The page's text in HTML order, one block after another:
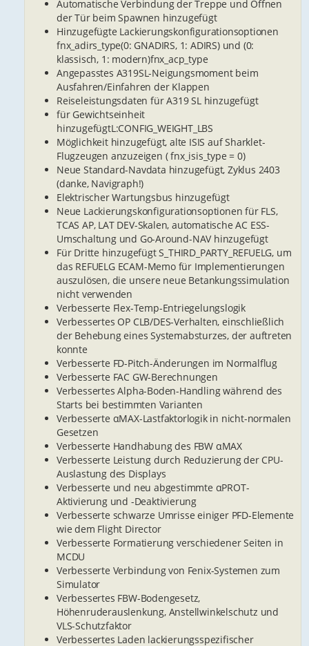
Automatische Verbindung der Treppe und Öffnen
der Tür beim Spawnen hinzugefügt
Hinzugefügte Lackierungskonfigurationsoptionen
fnx_adirs_type(0: GNADIRS, 1: ADIRS) und (0:
klassisch, 1: modern)fnx_acp_type
Angepasstes A319SL-Neigungsmoment beim
Ausfahren/Einfahren der Klappen
Reiseleistungsdaten für A319 SL hinzugefügt
für Gewichtseinheit
hinzugefügtL:CONFIG_WEIGHT_LBS
Möglichkeit hinzugefügt, alte ISIS auf Sharklet-
Flugzeugen anzuzeigen ( fnx_isis_type = 0)
Neue Standard-Navdata hinzugefügt, Zyklus 2403
(danke, Navigraph!)
Elektrischer Wartungsbus hinzugefügt
Neue Lackierungskonfigurationsoptionen für FLS,
TCAS AP, LAT DEV-Skalen, automatische AC ESS-
Umschaltung und Go-Around-NAV hinzugefügt
Für Dritte hinzugefügt S_THIRD_PARTY_REFUELG, um
das REFUELG ECAM-Memo für Implementierungen
auszulösen, die unsere neue Betankungssimulation
nicht verwenden
Verbesserte Flex-Temp-Entriegelungslogik
Verbessertes OP CLB/DES-Verhalten, einschließlich
der Behebung eines Systemabsturzes, der auftreten
konnte
Verbesserte FD-Pitch-Änderungen im Normalflug
Verbesserte FAC GW-Berechnungen
Verbessertes Alpha-Boden-Handling während des
Starts bei bestimmten Varianten
Verbesserte αMAX-Lastfaktorlogik in nicht-normalen
Gesetzen
Verbesserte Handhabung des FBW αMAX
Verbesserte Leistung durch Reduzierung der CPU-
Auslastung des Displays
Verbesserte und neu abgestimmte αPROT-
Aktivierung und -Deaktivierung
Verbesserte schwarze Umrisse einiger PFD-Elemente
wie dem Flight Director
Verbesserte Formatierung verschiedener Seiten in
MCDU
Verbesserte Verbindung von Fenix-Systemen zum
Simulator
Verbessertes FBW-Bodengesetz,
Höhenruderauslenkung, Anstellwinkelschutz und
VLS-Schutzfaktor
Verbessertes Laden lackierungsspezifischer